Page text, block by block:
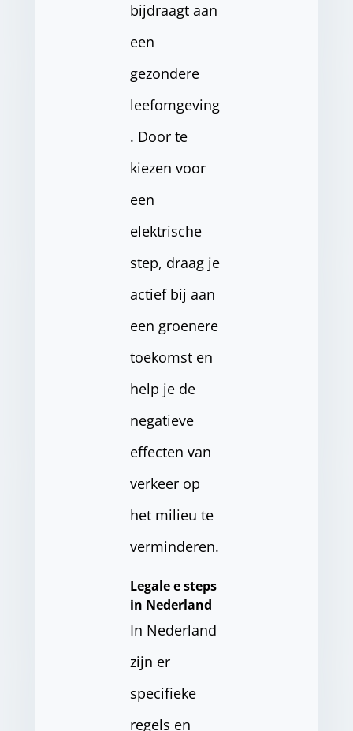
bijdraagt aan
een
gezondere
leefomgeving
. Door te
kiezen voor
een
elektrische
step, draag je
actief bij aan
een groenere
toekomst en
help je de
negatieve
effecten van
verkeer op
het milieu te
verminderen.
Legale e steps
in Nederland
In Nederland
zijn er
specifieke
regels en